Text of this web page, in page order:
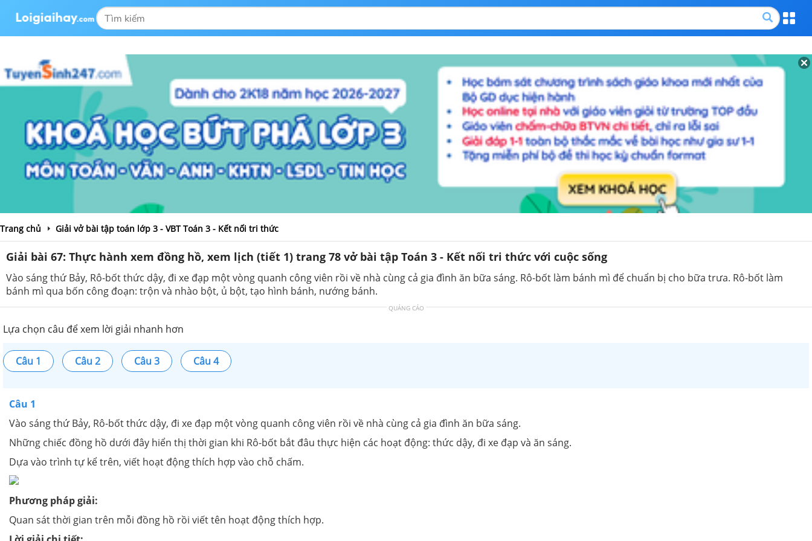
Trang chủ Giải vở bài tập toán lớp 3 - VBT Toán 3 - Kết nối tri thức
Giải bài 67: Thực hành xem đồng hồ, xem lịch (tiết 1) trang 78 vở bài tập Toán 3 - Kết nối tri thức với cuộc sống
Vào sáng thứ Bảy, Rô-bốt thức dậy, đi xe đạp một vòng quanh công viên rồi về nhà cùng cả gia đình ăn bữa sáng. Rô-bốt làm bánh mì để chuẩn bị cho bữa trưa. Rô-bốt làm
bánh mì qua bốn công đoạn: trộn và nhào bột, ủ bột, tạo hình bánh, nướng bánh.
QUẢNG CÁO
Lựa chọn câu để xem lời giải nhanh hơn
Câu 1 Câu 2 Câu 3 Câu 4
Câu 1
Vào sáng thứ Bảy, Rô-bốt thức dậy, đi xe đạp một vòng quanh công viên rồi về nhà cùng cả gia đình ăn bữa sáng.
Những chiếc đồng hồ dưới đây hiển thị thời gian khi Rô-bốt bắt đâu thực hiện các hoạt động: thức dậy, đi xe đạp và ăn sáng.
Dựa vào trình tự kể trên, viết hoạt động thích hợp vào chỗ chấm.
Phương pháp giải:
Quan sát thời gian trên mỗi đồng hồ rồi viết tên hoạt động thích hợp.